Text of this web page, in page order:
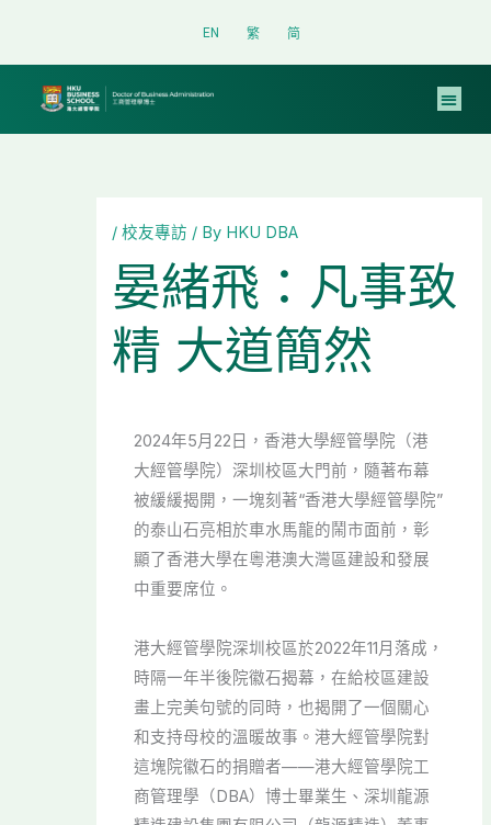
EN 繁 简
/校友專訪 / By HKU DBA
晏緒飛：凡事致
精 大道簡然
2024年5月22日，香港大學經管學院（港
大經管學院）深圳校區大門前，隨著布幕
被緩緩揭開，一塊刻著“香港大學經管學院”
的泰山石亮相於車水馬龍的鬧市面前，彰
顯了香港大學在粵港澳大灣區建設和發展
中重要席位。
港大經管學院深圳校區於2022年11月落成，
時隔一年半後院徽石揭幕，在給校區建設
畫上完美句號的同時，也揭開了一個關心
和支持母校的溫暖故事。港大經管學院對
這塊院徽石的捐贈者——港大經管學院工
商管理學（DBA）博士畢業生、深圳龍源